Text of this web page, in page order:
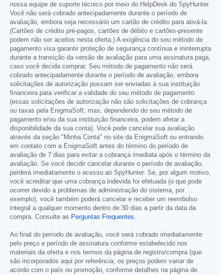
nossa equipe de suporte técnico por meio do HelpDesk do SpyHunter.
Você não será cobrado antecipadamente durante o período de
avaliação, embora seja necessário um cartão de crédito para ativá-la.
(Cartões de crédito pré-pagos, cartões de débito e cartões-presente
podem não ser aceitos nesta oferta.) A exigência do seu método de
pagamento visa garantir proteção de segurança contínua e ininterrupta
durante a transição da versão de avaliação para uma assinatura paga,
caso você decida comprar. Seu método de pagamento não será
cobrado antecipadamente durante o período de avaliação, embora
solicitações de autorização possam ser enviadas à sua instituição
financeira para verificar a validade do seu método de pagamento
(essas solicitações de autorização não são solicitações de cobrança
ou taxas pela EnigmaSoft, mas, dependendo do seu método de
pagamento e/ou da sua instituição financeira, podem afetar a
disponibilidade da sua conta). Você pode cancelar sua avaliação
através da seção "Minha Conta" no site da EnigmaSoft ou entrando
em contato com a EnigmaSoft antes do término do período de
avaliação de 7 dias para evitar a cobrança imediata após o término da
avaliação. Se você decidir cancelar durante o período de avaliação,
perderá imediatamente o acesso ao SpyHunter. Se, por algum motivo,
você acreditar que uma cobrança indevida foi efetuada (o que pode
ocorrer devido a problemas de administração do sistema, por
exemplo), você também poderá cancelar e receber um reembolso
integral a qualquer momento dentro de 30 dias a partir da data da
compra. Consulte as Perguntas Frequentes.
Ao final do período de avaliação, você será cobrado imediatamente
pelo preço e período de assinatura conforme estabelecido nos
materiais da oferta e nos termos da página de registro/compra (que
são incorporados aqui por referência; os preços podem variar de
acordo com o país ou promoção, conforme detalhes na página de